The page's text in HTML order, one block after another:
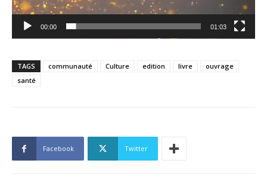
00:00 01:03
TAGS communauté Culture edition livre
ouvrage
santé
Facebook Twitter